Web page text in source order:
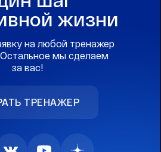
жизни
на любой тренажер
Остальное мы сделаем
за вас!
ТРЕНАЖЕР